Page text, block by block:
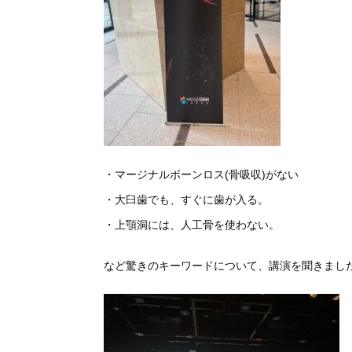
・マージナルボーンロス(骨吸収)がない
・大臼歯でも、すぐに歯が入る。
・上顎洞には、人工骨を使わない。
など驚きのキーワードについて、講演を聞きまし